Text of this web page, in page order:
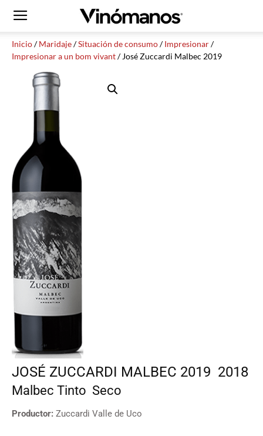
Inicio/Maridaje/Situación de consumo/Impresionar/
Impresionar a un bom vivant/ José Zuccardi Malbec 2019
JOSÉ ZUCCARDI MALBEC 2019 2018
Malbec Tinto Seco
Productor: Zuccardi Valle de Uco